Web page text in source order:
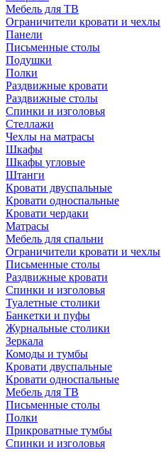
Мебель для ТВ
Ограничители кровати и чехлы
Панели
Письменные столы
Подушки
Полки
Раздвижные кровати
Раздвижные столы
Спинки и изголовья
Стеллажи
Чехлы на матрасы
Шкафы
Шкафы угловые
Штанги
Кровати двуспальные
Кровати односпальные
Кровати чердаки
Матрасы
Мебель для спальни
Ограничители кровати и чехлы
Письменные столы
Раздвижные кровати
Спинки и изголовья
Туалетные столики
Банкетки и пуфы
Журнальные столики
Зеркала
Комоды и тумбы
Кровати двуспальные
Кровати односпальные
Мебель для ТВ
Письменные столы
Полки
Прикроватные тумбы
Спинки и изголовья